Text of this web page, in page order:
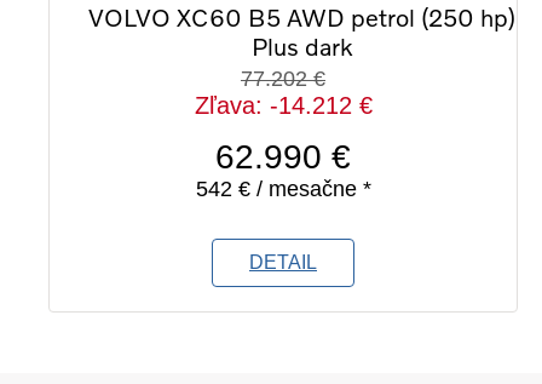
VOLVO XC60 B5 AWD petrol (250 hp)
Plus dark
77.202 €
Zľava: -14.212 €
62.990 €
542 € / mesačne *
DETAIL